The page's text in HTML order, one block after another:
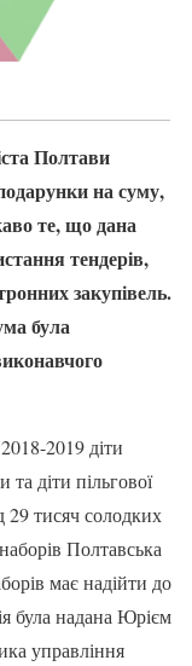
Полтави
на суму,
те, що дана
тендерів,
закупівель.
була
2019 діти
діти пільгової
тисяч солодких
Полтавська
має надійти до
була надана Юрієм
управління